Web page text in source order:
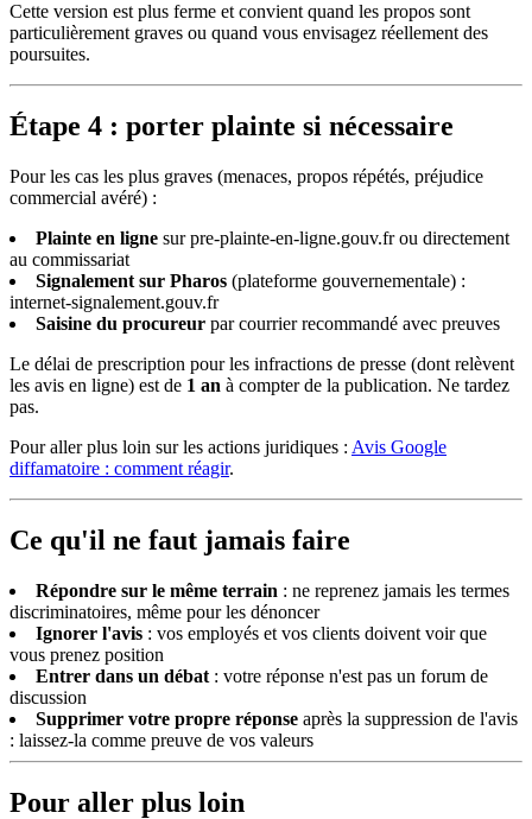
Cette version est plus ferme et convient quand les propos sont
particulièrement graves ou quand vous envisagez réellement des
poursuites.
Étape 4 : porter plainte si nécessaire
Pour les cas les plus graves (menaces, propos répétés, préjudice
commercial avéré) :
Plainte en ligne sur pre-plainte-en-ligne.gouv.fr ou directement
au commissariat
Signalement sur Pharos (plateforme gouvernementale) :
internet-signalement.gouv.fr
Saisine du procureur par courrier recommandé avec preuves
Le délai de prescription pour les infractions de presse (dont relèvent
les avis en ligne) est de 1 an à compter de la publication. Ne tardez
pas.
Pour aller plus loin sur les actions juridiques : Avis Google
diffamatoire : comment réagir.
Ce qu'il ne faut jamais faire
Répondre sur le même terrain : ne reprenez jamais les termes
discriminatoires, même pour les dénoncer
Ignorer l'avis : vos employés et vos clients doivent voir que
vous prenez position
Entrer dans un débat : votre réponse n'est pas un forum de
discussion
Supprimer votre propre réponse après la suppression de l'avis
: laissez-la comme preuve de vos valeurs
Pour aller plus loin